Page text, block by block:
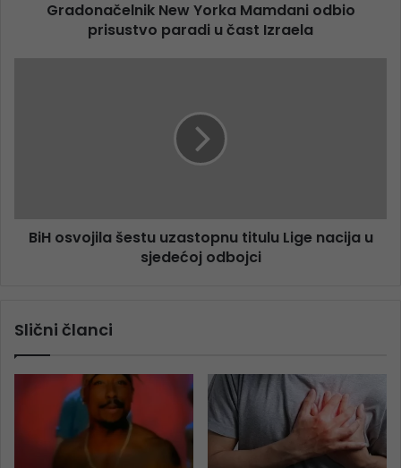
Gradonačelnik New Yorka Mamdani odbio
prisustvo paradi u čast Izraela
BiH osvojila šestu uzastopnu titulu Lige nacija u
sjedećoj odbojci
Slični članci